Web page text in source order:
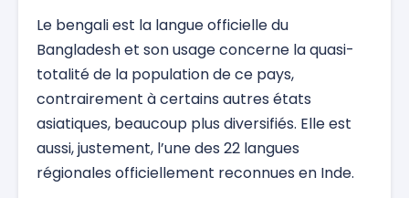
Le bengali est la langue officielle du
Bangladesh et son usage concerne la quasi-
totalité de la population de ce pays,
contrairement à certains autres états
asiatiques, beaucoup plus diversifiés. Elle est
aussi, justement, l’une des 22 langues
régionales officiellement reconnues en Inde.